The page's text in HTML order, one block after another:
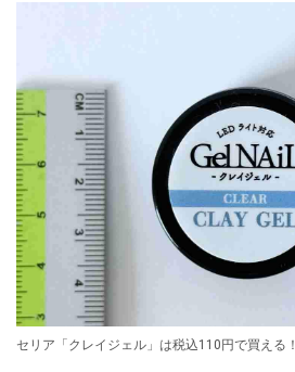
セリア「クレイジェル」は税込110円で買える！